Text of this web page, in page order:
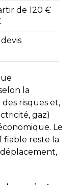
de 120 €
la
risques et,
gaz)
Le
fiable reste la